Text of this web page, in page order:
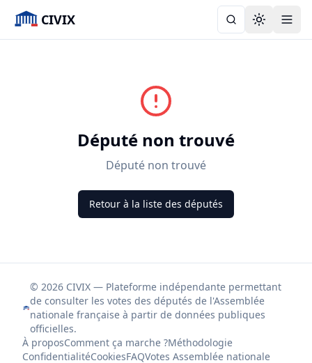
CIVIX Toggle
Député non trouvé
Député non trouvé
Retour à la liste des députés
© 2026 CIVIX — Plateforme indépendante permettant
de consulter les votes des députés de l'Assemblée
nationale française à partir de données publiques
officielles.
À proposComment ça marche ?Méthodologie
ConfidentialitéCookiesFAQVotes Assemblée nationale